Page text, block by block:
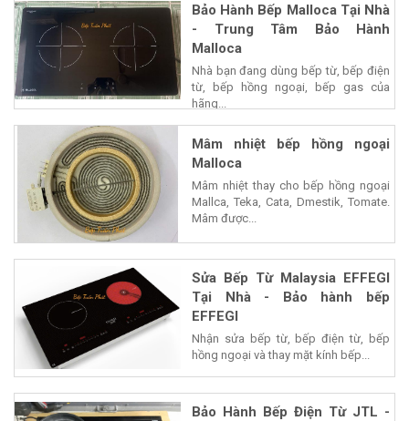
Bảo Hành Bếp Malloca Tại Nhà
- Trung Tâm Bảo Hành
Malloca
Nhà bạn đang dùng bếp từ, bếp điện
từ, bếp hồng ngoại, bếp gas của
hãng...
Mâm nhiệt bếp hồng ngoại
Malloca
Mâm nhiệt thay cho bếp hồng ngoại
Mallca, Teka, Cata, Dmestik, Tomate.
Mâm được...
Sửa Bếp Từ Malaysia EFFEGI
Tại Nhà - Bảo hành bếp
EFFEGI
Nhận sửa bếp từ, bếp điện từ, bếp
hồng ngoại và thay mặt kính bếp...
Bảo Hành Bếp Điện Từ JTL -